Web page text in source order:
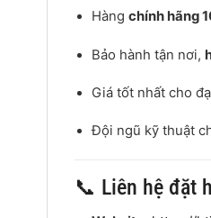
Hàngchính hãng
Bảo hành tận nơi,
Giá tốt nhất cho
Đội ngũ kỹ thuật
📞 Liên hệ đặt